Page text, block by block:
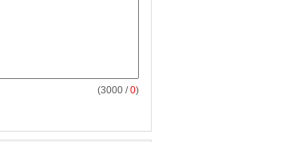
(
0
/ 3000)